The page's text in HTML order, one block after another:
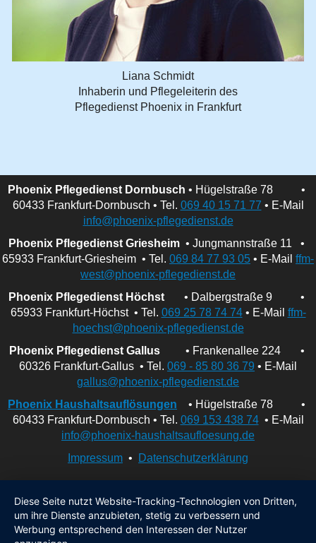
Liana Schmidt
Inhaberin und Pflegeleiterin des
Pflegedienst Phoenix in Frankfurt
Phoenix Pflegedienst Dornbusch • Hügelstraße 78 •
60433 Frankfurt-Dornbusch • Tel. 069 40 15 71 77 • E-Mail
info@phoenix-pflegedienst.de
Phoenix Pflegedienst Griesheim • Jungmannstraße 11 •
65933 Frankfurt-Griesheim • Tel. 069 84 77 93 05 • E-Mail ffm-
west@phoenix-pflegedienst.de
Phoenix Pflegedienst Höchst • Dalbergstraße 9 •
65933 Frankfurt-Höchst • Tel. 069 25 78 74 74• E-Mail ffm-
hoechst@phoenix-pflegedienst.de
Phoenix Pflegedienst Gallus• Frankenallee 224 •
60326 Frankfurt-Gallus • Tel. 069 - 85 80 36 79 • E-Mail
gallus@phoenix-pflegedienst.de
Phoenix Haushaltsauflösungen • Hügelstraße 78 •
60433 Frankfurt-Dornbusch • Tel. 069 153 438 74• E-Mail
info@phoenix-haushaltsaufloesung.de
Impressum • Datenschutzerklärung
Diese Seite nutzt Website-Tracking-Technologien von Dritten,
um ihre Dienste anzubieten, stetig zu verbessern und
Werbung entsprechend den Interessen der Nutzer